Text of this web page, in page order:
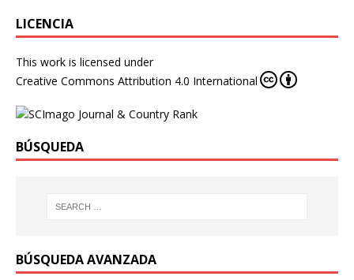
LICENCIA
This work is licensed under
Creative Commons Attribution 4.0 International
BÚSQUEDA
BÚSQUEDA AVANZADA